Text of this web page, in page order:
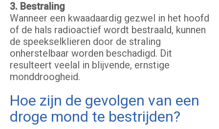
3. Bestraling
Wanneer een kwaadaardig gezwel in het hoofd
of de hals radioactief wordt bestraald, kunnen
de speekselklieren door de straling
onherstelbaar worden beschadigd. Dit
resulteert veelal in blijvende, ernstige
monddroogheid.
Hoe zijn de gevolgen van een
droge mond te bestrijden?